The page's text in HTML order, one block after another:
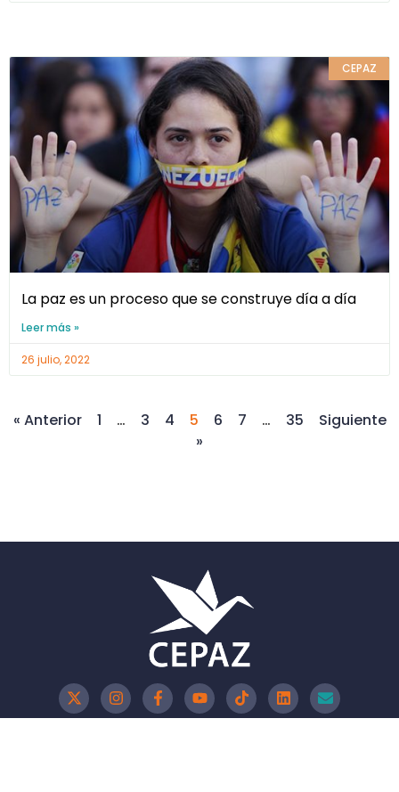
CEPAZ
La paz es un proceso que se construye día a día
Leer más »
26 julio, 2022
« Anterior 1 … 3 4 5 6 7 … 35
Siguiente
»